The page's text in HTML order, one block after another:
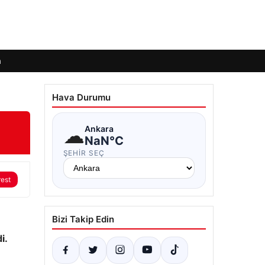
Hava Durumu
☁Ankara
NaN°C
ŞEHIR SEÇ
Bizi Takip Edin